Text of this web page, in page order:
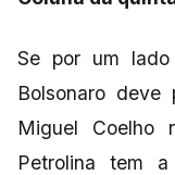
Se por um
Bolsonaro deve
Miguel Coelho
Petrolina tem